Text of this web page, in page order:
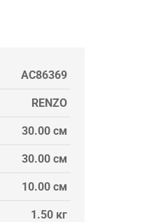
AC86369
RENZO
30.00 см
30.00 см
10.00 см
1.50 кг